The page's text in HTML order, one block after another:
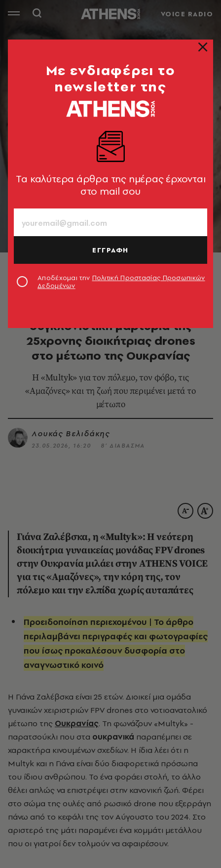
VOICE RADIO
Γιάνα Ζαλέβσκα | Multyk | Une Lettre de l'Est ©
συγκλονιστική μαρτυρία της
25χρονης διοικήτριας drones
στο μέτωπο της Ουκρανίας
Η «Multyk» για τον πόλεμο, τον φόβο, τις
«Αμαζόνες» και τη ζωή που περιμένει μετά το
μέτωπο
Λουκάς Βελιδάκης
23.05.2026, 16:20 8’ ΔΙΑΒΑΣΜΑ
Γιάνα Ζαλέβσκα, η «Multyk»: Η νεότερη
διοικήτρια γυναικείας μονάδας FPV drones
στην Ουκρανία μιλάει στην ATHENS VOICE
για τις «Αμαζόνες», την κόρη της, τον
πόλεμο και την ελπίδα χωρίς αυταπάτες
Προειδοποίηση περιεχομένου | Το άρθρο
περιλαμβάνει περιγραφές και φωτογραφίες
που ίσως προκαλέσουν δυσφορία στο
αναγνωστικό κοινό
Η Γιάνα Ζαλέβσκα είναι 25 ετών. Διοικεί μια ομάδα
γυναικών χειριστριών FPV drones στο νοτιοανατολικό
μέτωπο της Ουκρανίας. Τη φωνάζουν «Multyk» -
παρατσούκλι που στα ουκρανικά παραπέμπει σε
χαρακτήρα κινουμένων σχεδίων. Η ίδια λέει ότι η
Multyk και η Γιάνα είναι δύο διαφορετικά πρόσωπα
του ίδιου ανθρώπου. Το ένα φοράει στολή, το άλλο
θέλει απλώς να επιστρέψει στην κανονική ζωή. Φέρει
στο σώμα της ουλές από ρωσικό drone που εξερράγη
πάνω από το κεφάλι της τον Αύγουστο του 2024. Στο
αριστερό της μάτι παραμένει ένα κομμάτι μετάλλου
που οι γιατροί δεν τολμούν να αφαιρέσουν.
Mε ενδιαφέρει το
newsletter της
Tα καλύτερα άρθρα της ημέρας έρχονται
στο mail σου
ΕΓΓΡΑΦΗ
Αποδέχομαι την Πολιτική Προστασίας Προσωπικών
Δεδομένων